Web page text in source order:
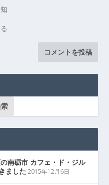
南砺市 カフェ・ド・ジル
ました 2015年12月6日